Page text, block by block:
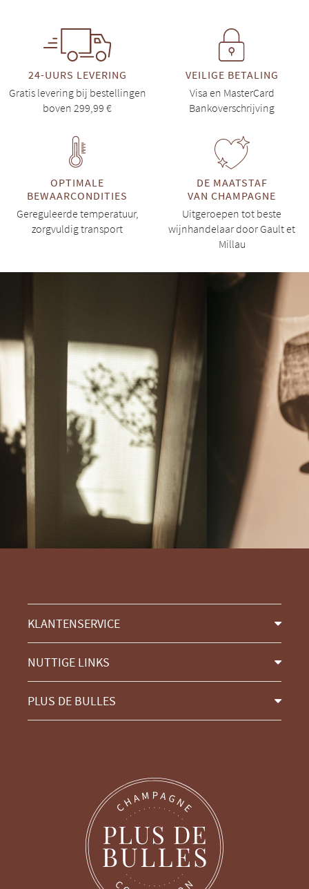
24-UURS LEVERING
Gratis levering bij bestellingen
boven 299,99 €
VEILIGE BETALING
Visa en MasterCard
Bankoverschrijving
OPTIMALE
BEWAARCONDITIES
Gereguleerde temperatuur,
zorgvuldig transport
DE MAATSTAF
VAN CHAMPAGNE
Uitgeroepen tot beste
wijnhandelaar door Gault et
Millau
KLANTENSERVICE
NUTTIGE LINKS
PLUS DE BULLES
Ga door zonder toestemming
Cookiebeheer
Wij zorgen voor onze gebruikers
Wanneer u onze website bezoekt, worden cookies opgeslagen op uw